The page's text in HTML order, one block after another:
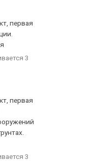
первая
3
первая
3